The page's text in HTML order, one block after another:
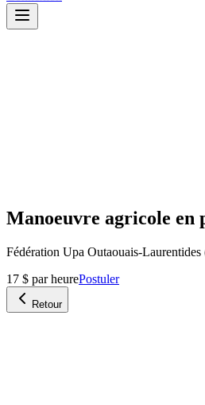
Manoeuvre agricole en
Fédération Upa Outaouais-
17 $ par heurePostuler
Retour